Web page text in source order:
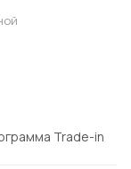
Trade-in